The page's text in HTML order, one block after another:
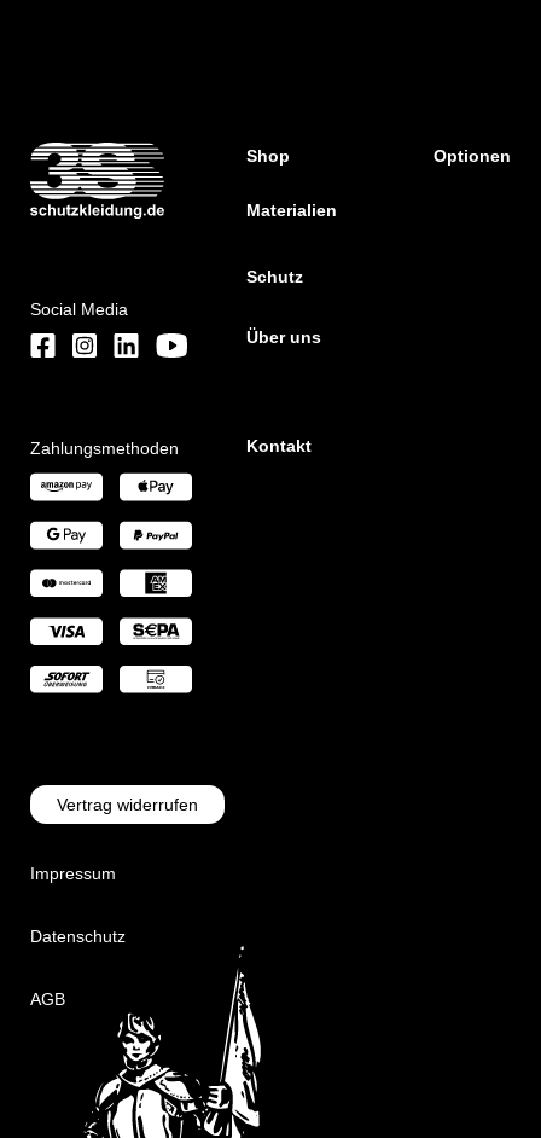
Social Media
Zahlungsmethoden
Vertrag widerrufen
Impressum
Datenschutz
AGB
Shop Optionen
Materialien
Schutz
Über uns
Kontakt